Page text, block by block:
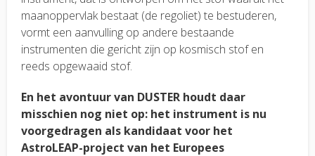
maanoppervlak bestaat (de regoliet) te bestuderen,
vormt een aanvulling op andere bestaande
instrumenten die gericht zijn op kosmisch stof en
reeds opgewaaid stof.
En het avontuur van DUSTER houdt daar
misschien nog niet op: het instrument is nu
voorgedragen als kandidaat voor het
AstroLEAP-project van het Europees